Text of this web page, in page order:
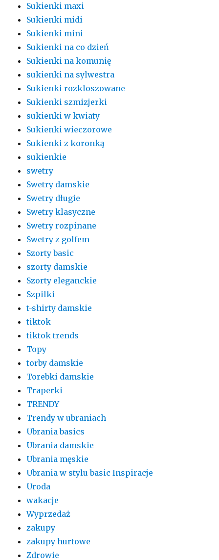
Sukienki maxi
Sukienki midi
Sukienki mini
Sukienki na co dzień
Sukienki na komunię
sukienki na sylwestra
Sukienki rozkloszowane
Sukienki szmizjerki
sukienki w kwiaty
Sukienki wieczorowe
Sukienki z koronką
sukienkie
swetry
Swetry damskie
Swetry długie
Swetry klasyczne
Swetry rozpinane
Swetry z golfem
Szorty basic
szorty damskie
Szorty eleganckie
Szpilki
t-shirty damskie
tiktok
tiktok trends
Topy
torby damskie
Torebki damskie
Traperki
TRENDY
Trendy w ubraniach
Ubrania basics
Ubrania damskie
Ubrania męskie
Ubrania w stylu basic Inspiracje
Uroda
wakacje
Wyprzedaż
zakupy
zakupy hurtowe
Zdrowie